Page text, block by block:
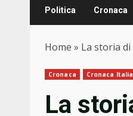
Politica Cronaca
Home » La storia
Cronaca Cronaca Italia
La